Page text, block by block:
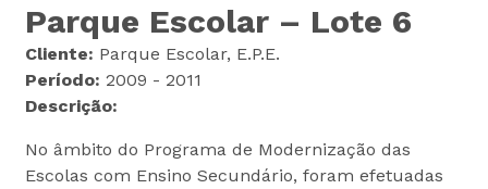
Parque Escolar – Lote 6
Cliente: Parque Escolar, E.P.E.
Período: 2009 - 2011
Descrição:
No âmbito do Programa de Modernização das
Escolas com Ensino Secundário, foram efetuadas